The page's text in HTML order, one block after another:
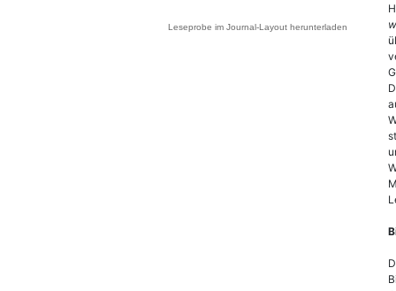
Leseprobe im Journal-Layout herunterladen